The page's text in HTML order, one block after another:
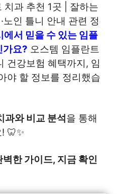
치과 추천 1곳 | 잘하는
노인 틀니 안내 관련 정
에서 믿을 수 있는 임플
가요? 오스템 임플란트
건강보험 혜택까지, 임
야 할 정보를 정리했습
과와 비교 분석 을 통해
🦷✨
한 가이드, 지금 확인